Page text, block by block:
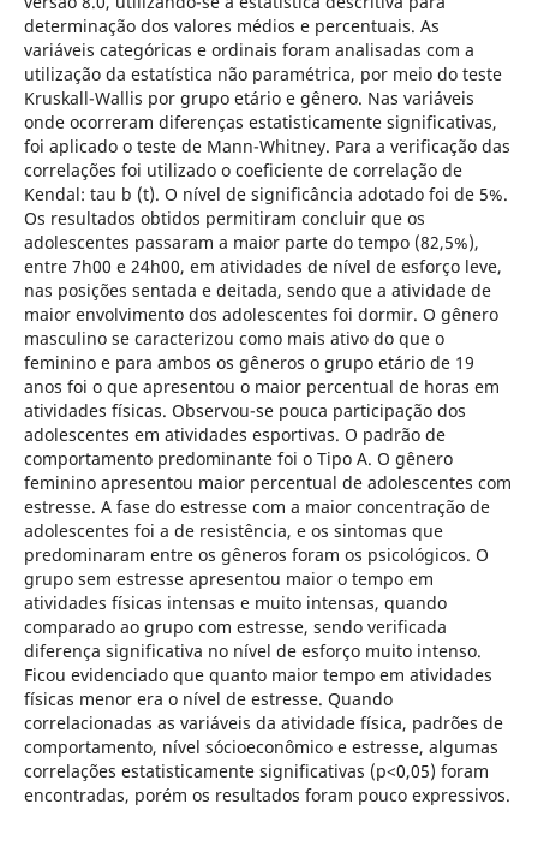
determinação dos valores médios e percentuais. As
variáveis categóricas e ordinais foram analisadas com a
utilização da estatística não paramétrica, por meio do teste
Kruskall-Wallis por grupo etário e gênero. Nas variáveis
onde ocorreram diferenças estatisticamente significativas,
foi aplicado o teste de Mann-Whitney. Para a verificação das
correlações foi utilizado o coeficiente de correlação de
Kendal: tau b (t). O nível de significância adotado foi de 5%.
Os resultados obtidos permitiram concluir que os
adolescentes passaram a maior parte do tempo (82,5%),
entre 7h00 e 24h00, em atividades de nível de esforço leve,
nas posições sentada e deitada, sendo que a atividade de
maior envolvimento dos adolescentes foi dormir. O gênero
masculino se caracterizou como mais ativo do que o
feminino e para ambos os gêneros o grupo etário de 19
anos foi o que apresentou o maior percentual de horas em
atividades físicas. Observou-se pouca participação dos
adolescentes em atividades esportivas. O padrão de
comportamento predominante foi o Tipo A. O gênero
feminino apresentou maior percentual de adolescentes com
estresse. A fase do estresse com a maior concentração de
adolescentes foi a de resistência, e os sintomas que
predominaram entre os gêneros foram os psicológicos. O
grupo sem estresse apresentou maior o tempo em
atividades físicas intensas e muito intensas, quando
comparado ao grupo com estresse, sendo verificada
diferença significativa no nível de esforço muito intenso.
Ficou evidenciado que quanto maior tempo em atividades
físicas menor era o nível de estresse. Quando
correlacionadas as variáveis da atividade física, padrões de
comportamento, nível sócioeconômico e estresse, algumas
correlações estatisticamente significativas (p<0,05) foram
encontradas, porém os resultados foram pouco expressivos.